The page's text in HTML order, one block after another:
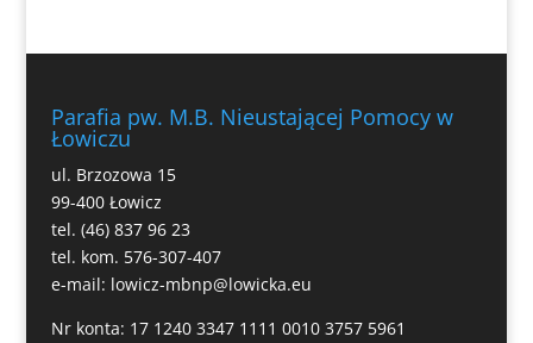
Parafia pw. M.B. Nieustającej Pomocy w
Łowiczu
ul. Brzozowa 15
99-400 Łowicz
tel. (46) 837 96 23
tel. kom. 576-307-407
e-mail: lowicz-mbnp@lowicka.eu
Nr konta: 17 1240 3347 1111 0010 3757 5961